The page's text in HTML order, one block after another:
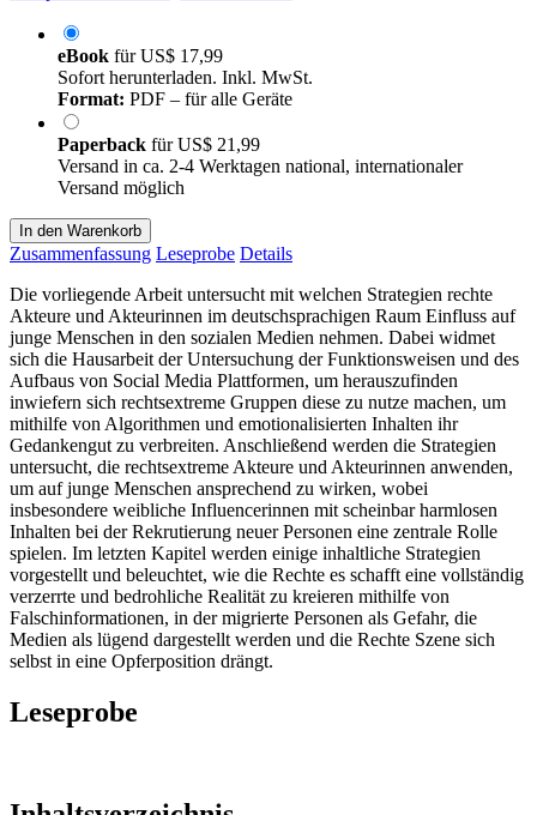
eBook fürUS$ 17,99
Sofort herunterladen. Inkl. MwSt.
Format: PDF – für alle Geräte
Paperback fürUS$ 21,99
Versand in ca. 2-4 Werktagen national, internationaler
Versand möglich
In den Warenkorb
Zusammenfassung Leseprobe Details
Die vorliegende Arbeit untersucht mit welchen Strategien rechte
Akteure und Akteurinnen im deutschsprachigen Raum Einfluss auf
junge Menschen in den sozialen Medien nehmen. Dabei widmet
sich die Hausarbeit der Untersuchung der Funktionsweisen und des
Aufbaus von Social Media Plattformen, um herauszufinden
inwiefern sich rechtsextreme Gruppen diese zu nutze machen, um
mithilfe von Algorithmen und emotionalisierten Inhalten ihr
Gedankengut zu verbreiten. Anschließend werden die Strategien
untersucht, die rechtsextreme Akteure und Akteurinnen anwenden,
um auf junge Menschen ansprechend zu wirken, wobei
insbesondere weibliche Influencerinnen mit scheinbar harmlosen
Inhalten bei der Rekrutierung neuer Personen eine zentrale Rolle
spielen. Im letzten Kapitel werden einige inhaltliche Strategien
vorgestellt und beleuchtet, wie die Rechte es schafft eine vollständig
verzerrte und bedrohliche Realität zu kreieren mithilfe von
Falschinformationen, in der migrierte Personen als Gefahr, die
Medien als lügend dargestellt werden und die Rechte Szene sich
selbst in eine Opferposition drängt.
Leseprobe